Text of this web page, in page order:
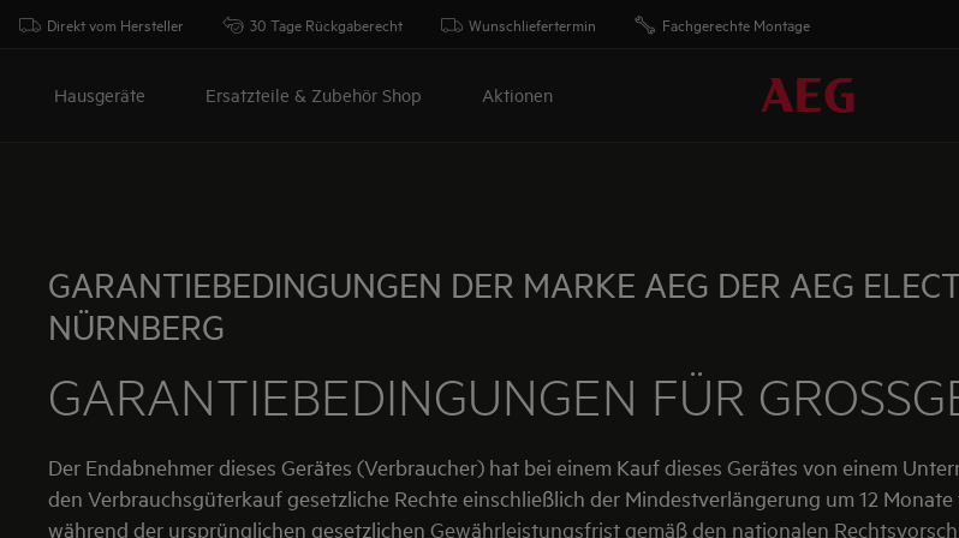
Direkt vom Hersteller 30 Tage Rückgaberecht Wunschliefertermin Fachgerechte Montage
Hausgeräte Ersatzteile & Zubehör Shop Aktionen
GARANTIEBEDINGUNGEN DER MARKE AEG DER AEG
NÜRNBERG
GARANTIEBEDINGUNGEN FÜR
Der Endabnehmer dieses Gerätes (Verbraucher) hat bei einem Kauf dieses Gerätes von einem
den Verbrauchsgüterkauf gesetzliche Rechte einschließlich der Mindestverlängerung um 12
während der ursprünglichen gesetzlichen Gewährleistungsfrist gemäß den nationalen